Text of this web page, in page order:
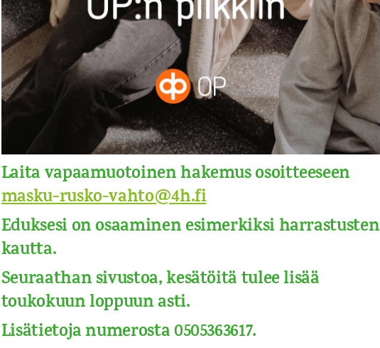
Laita vapaamuotoinen hakemus osoitteeseen
masku-rusko-vahto@4h.fi
Eduksesi on osaaminen esimerkiksi harrastusten
kautta.
Seuraathan sivustoa, kesätöitä tulee lisää
toukokuun loppuun asti.
Lisätietoja numerosta 0505363617.